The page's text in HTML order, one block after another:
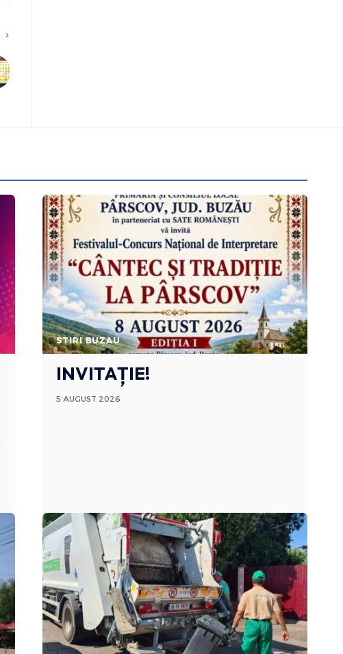
STIRI BUZAU
INVITAȚIE!
5 AUGUST 2026